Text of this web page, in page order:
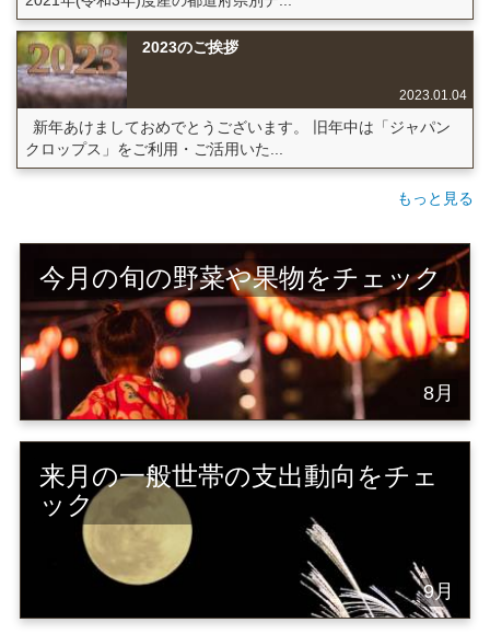
2023のご挨拶
2023.01.04
新年あけましておめでとうございます。 旧年中は「ジャパン
クロップス」をご利用・ご活用いた...
もっと見る
今月の旬の野菜や果物をチェック
8月
来月の一般世帯の支出動向をチェ
ック
9月